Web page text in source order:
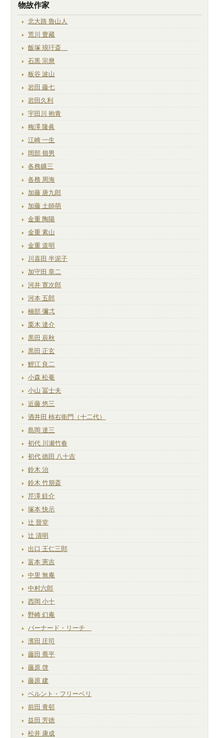
物故作家
北大路 魯山人
荒川 豊藏
飯塚 琅玕斎
石黒 宗麿
板谷 波山
岩田 藤七
岩田久利
宇田川 抱青
梅澤 隆眞
江崎 一生
岡部 嶺男
各務鑛三
各務 周海
加藤 唐九郎
加藤 土師萌
金重 陶陽
金重 素山
金重 道明
川喜田 半泥子
加守田 章二
河井 寛次郎
河本 五郎
楠部 彌弌
栗木 達介
黒田 辰秋
黒田 正玄
鯉江 良二
小森 松菴
小山 冨士夫
近藤 悠三
酒井田 柿右衛門（十二代）
島岡 達三
初代 川瀬竹春
初代 徳田 八十吉
鈴木 治
鈴木 竹朋斎
芹澤 銈介
塚本 快示
辻 晉堂
辻 清明
出口 王仁三郎
富本 憲吉
中里 無庵
中村六郎
西岡 小十
野崎 幻庵
バーナード・リーチ
濱田 庄司
藤田 喬平
藤原 啓
藤原 建
ベルント・フリーベリ
前田 青邨
益田 芳徳
松井 康成